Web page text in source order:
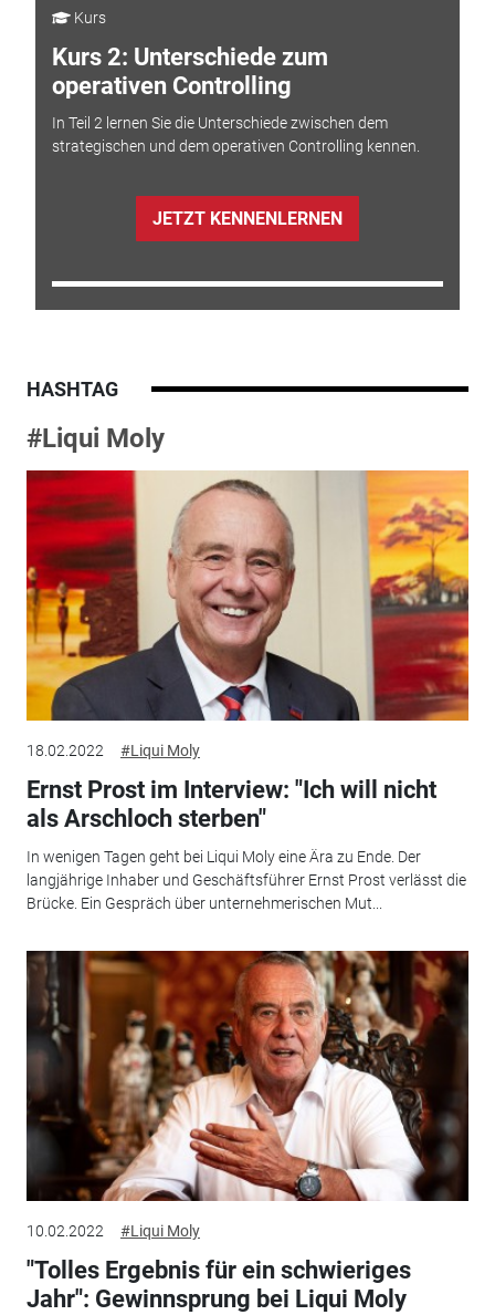
Kurs
Kurs 2: Unterschiede zum
operativen Controlling
In Teil 2 lernen Sie die Unterschiede zwischen dem
strategischen und dem operativen Controlling kennen.
JETZT KENNENLERNEN
HASHTAG
#Liqui Moly
18.02.2022 #Liqui Moly
Ernst Prost im Interview: "Ich will nicht
als Arschloch sterben"
In wenigen Tagen geht bei Liqui Moly eine Ära zu Ende. Der
langjährige Inhaber und Geschäftsführer Ernst Prost verlässt die
Brücke. Ein Gespräch über unternehmerischen Mut...
10.02.2022 #Liqui Moly
"Tolles Ergebnis für ein schwieriges
Jahr": Gewinnsprung bei Liqui Moly